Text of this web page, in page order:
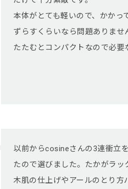
本体がとても軽いので、かかっ
ずらすくらいなら問題ありませ
たたむとコンパクトなので必要
以前からcosineさんの3連衝立
たので選びました。たかがラッ
木肌の仕上げやアールのとり